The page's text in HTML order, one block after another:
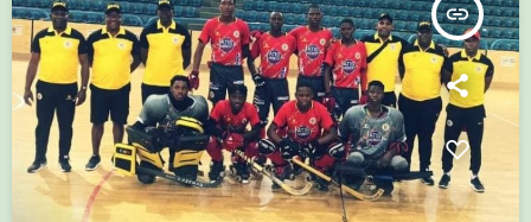
insert_link